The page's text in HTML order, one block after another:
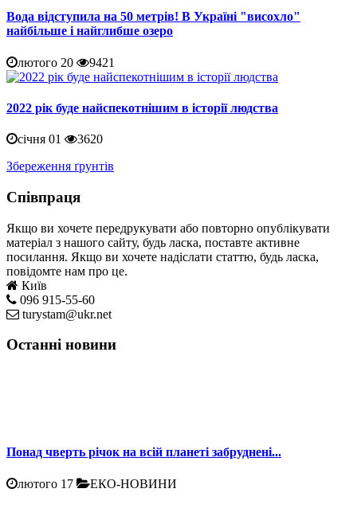
Вода відступила на 50 метрів! В Україні "висохло"
найбільше і найглибше озеро
лютого 20 9421
2022 рік буде найспекотнішим в історії людства
січня 01
3620
Збереження ґрунтів
Співпраця
Якщо ви хочете передрукувати або повторно опублікувати
матеріал з нашого сайту, будь ласка, поставте активне
посилання. Якщо ви хочете надіслати статтю, будь ласка,
повідомте нам про це.
Київ
096 915-55-60
turystam@ukr.net
Останні новини
Понад чверть річок на всій планеті забруднені...
лютого 17 ЕКО-НОВИНИ